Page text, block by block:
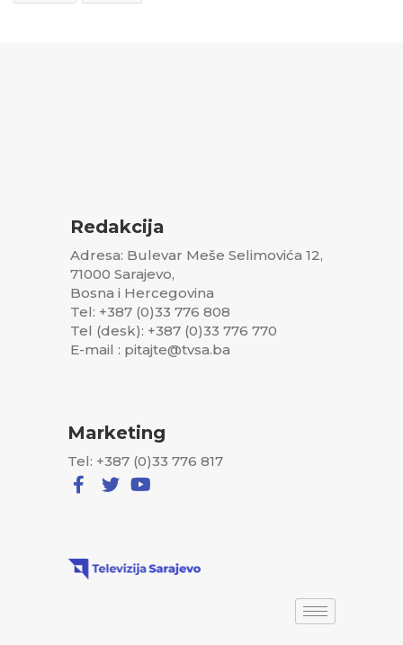
Redakcija
Adresa: Bulevar Meše Selimovića 12,
71000 Sarajevo,
Bosna i Hercegovina
Tel: +387 (0)33 776 808
Tel (desk): +387 (0)33 776 770
E-mail : pitajte@tvsa.ba
Marketing
Tel: +387 (0)33 776 817